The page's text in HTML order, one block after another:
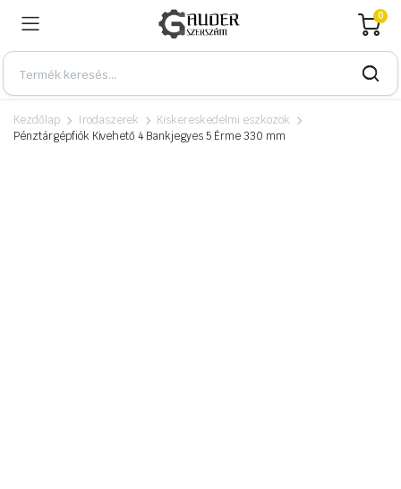
0
Kezdőlap Irodaszerek
Kiskereskedelmi eszközök
Pénztárgépfiók Kivehető 4 Bankjegyes 5 Érme 330 mm